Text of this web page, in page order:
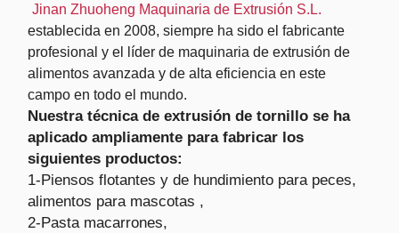
Jinan Zhuoheng Maquinaria de Extrusión S.L.
establecida en 2008, siempre ha sido el fabricante
profesional y el líder de maquinaria de extrusión de
alimentos avanzada y de alta eficiencia en este
campo en todo el mundo.
Nuestra técnica de extrusión de tornillo se ha
aplicado ampliamente para fabricar los
siguientes productos:
1-Piensos flotantes y de hundimiento para peces,
alimentos para mascotas ,
2-Pasta macarrones,